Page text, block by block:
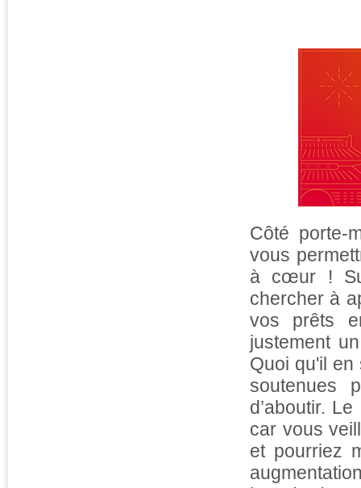
Côté porte-
vous
à cœur !
chercher à
vos prêts
justement
Quoi qu'il en
soutenues
d’aboutir.
car vous
et pourriez